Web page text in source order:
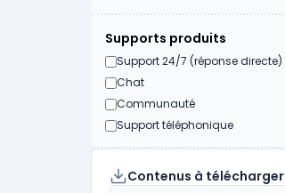
Supports produits
Support 24/7 (réponse directe)
Chat
Communauté
Support téléphonique
Contenus à télécharger